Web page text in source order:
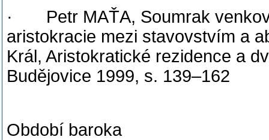
· Petr MAŤA, Soumrak
aristokracie mezi stavovstvím a
Král, Aristokratické rezidence a
Budějovice 1999, s. 139–162
Období baroka